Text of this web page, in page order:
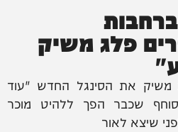
פלג משיק
משיק את הסינגל החדש "עוד
שכבר הפך ללהיט מוכר
שיצא לאור